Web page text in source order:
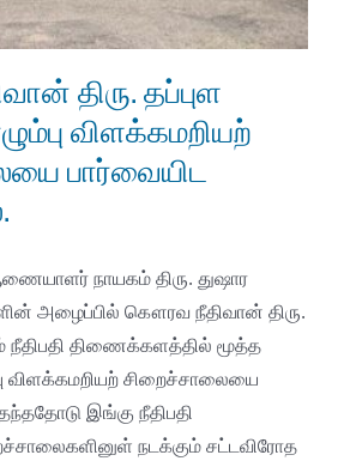
திரு. தப்புள
விளக்கமறியற்
பார்வையிட
நாயகம் திரு. துஷார
அழைப்பில் கௌரவ நீதிவான் திரு.
நீதிபதி திணைக்களத்தில் மூத்த
விளக்கமறியற் சிறைச்சாலையை
இங்கு நீதிபதி
நடக்கும் சட்டவிரோத